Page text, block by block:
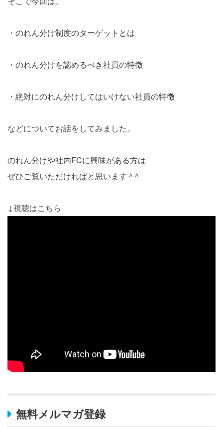
・のれん分け制度のターゲットとは
・のれん分けを認めるべき社員の特徴
・絶対にのれん分けしてはいけない社員の特徴
などについてお話をしてみました。
のれん分けや社内FCに興味がある方は
ぜひご覧いただければと思います ^ ^
↓視聴はこちら
無料メルマガ登録